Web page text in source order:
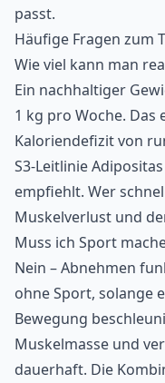
passt.
Häufige Fragen zum
Wie viel kann man
Ein nachhaltiger
1 kg pro Woche.
Kaloriendefizit von
S3-Leitlinie Adipositas
empfiehlt. Wer
Muskelverlust und
Muss ich Sport
Nein – Abnehmen
ohne Sport, solange
Bewegung
Muskelmasse und
dauerhaft. Die